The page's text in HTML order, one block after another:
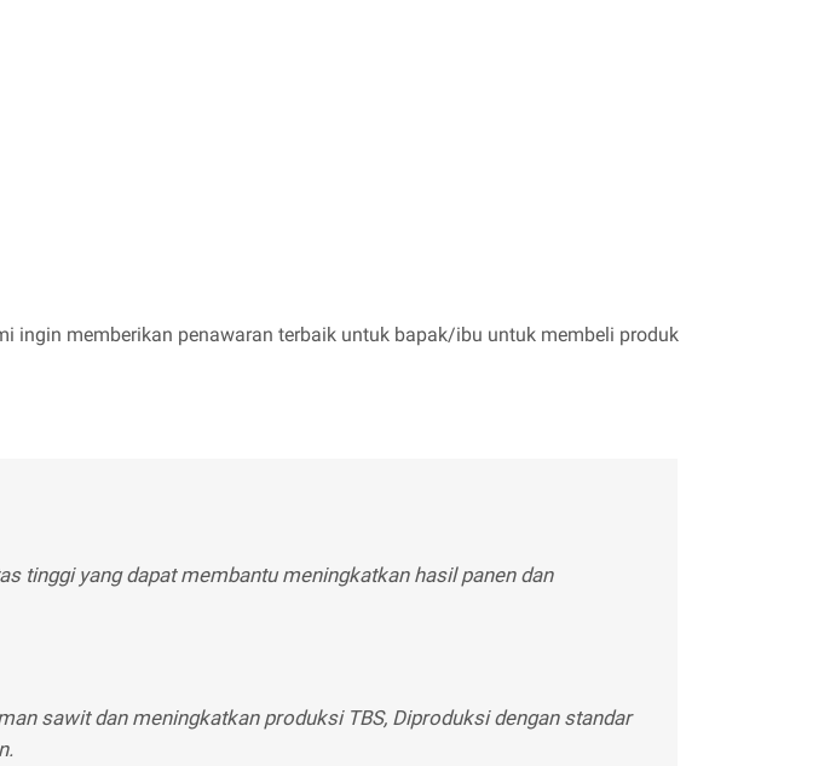
ingin memberikan penawaran terbaik untuk bapak/ibu untuk membeli produk
tinggi yang dapat membantu meningkatkan hasil panen dan
sawit dan meningkatkan produksi TBS, Diproduksi dengan standar